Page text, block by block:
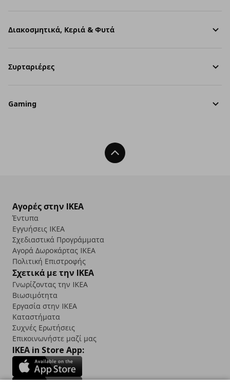
Διακοσμητικά, Κεριά & Φυτά
Συρταριέρες
Gaming
Back To Top
Αγορές στην IKEA
Έντυπα
Εγγυήσεις IKEA
Σχεδιαστικά Προγράμματα
Αγορά Δωρoκάρτας IKEA
Πολιτική Επιστροφής
Σχετικά με την IKEA
Γνωρίζοντας την IKEA
Βιωσιμότητα
Εργασία στην IKEA
Καταστήματα
Συχνές Ερωτήσεις
Επικοινωνήστε μαζί μας
IKEA in Store App: